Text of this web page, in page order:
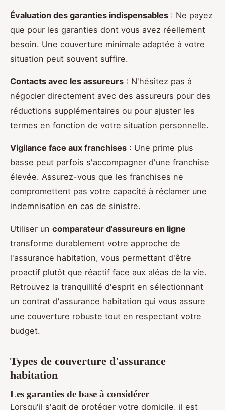
Évaluation des garanties indispensables : Ne payez
que pour les garanties dont vous avez réellement
besoin. Une couverture minimale adaptée à votre
situation peut souvent suffire.
Contacts avec les assureurs : N'hésitez pas à
négocier directement avec des assureurs pour des
réductions supplémentaires ou pour ajuster les
termes en fonction de votre situation personnelle.
Vigilance face aux franchises : Une prime plus
basse peut parfois s'accompagner d'une franchise
élevée. Assurez-vous que les franchises ne
compromettent pas votre capacité à réclamer une
indemnisation en cas de sinistre.
Utiliser un comparateur d'assureurs en ligne
transforme durablement votre approche de
l'assurance habitation, vous permettant d'être
proactif plutôt que réactif face aux aléas de la vie.
Retrouvez la tranquillité d'esprit en sélectionnant
un contrat d'assurance habitation qui vous assure
une couverture robuste tout en respectant votre
budget.
Types de couverture d'assurance
habitation
Les garanties de base à considérer
Lorsqu'il s'agit de protéger votre domicile, il est